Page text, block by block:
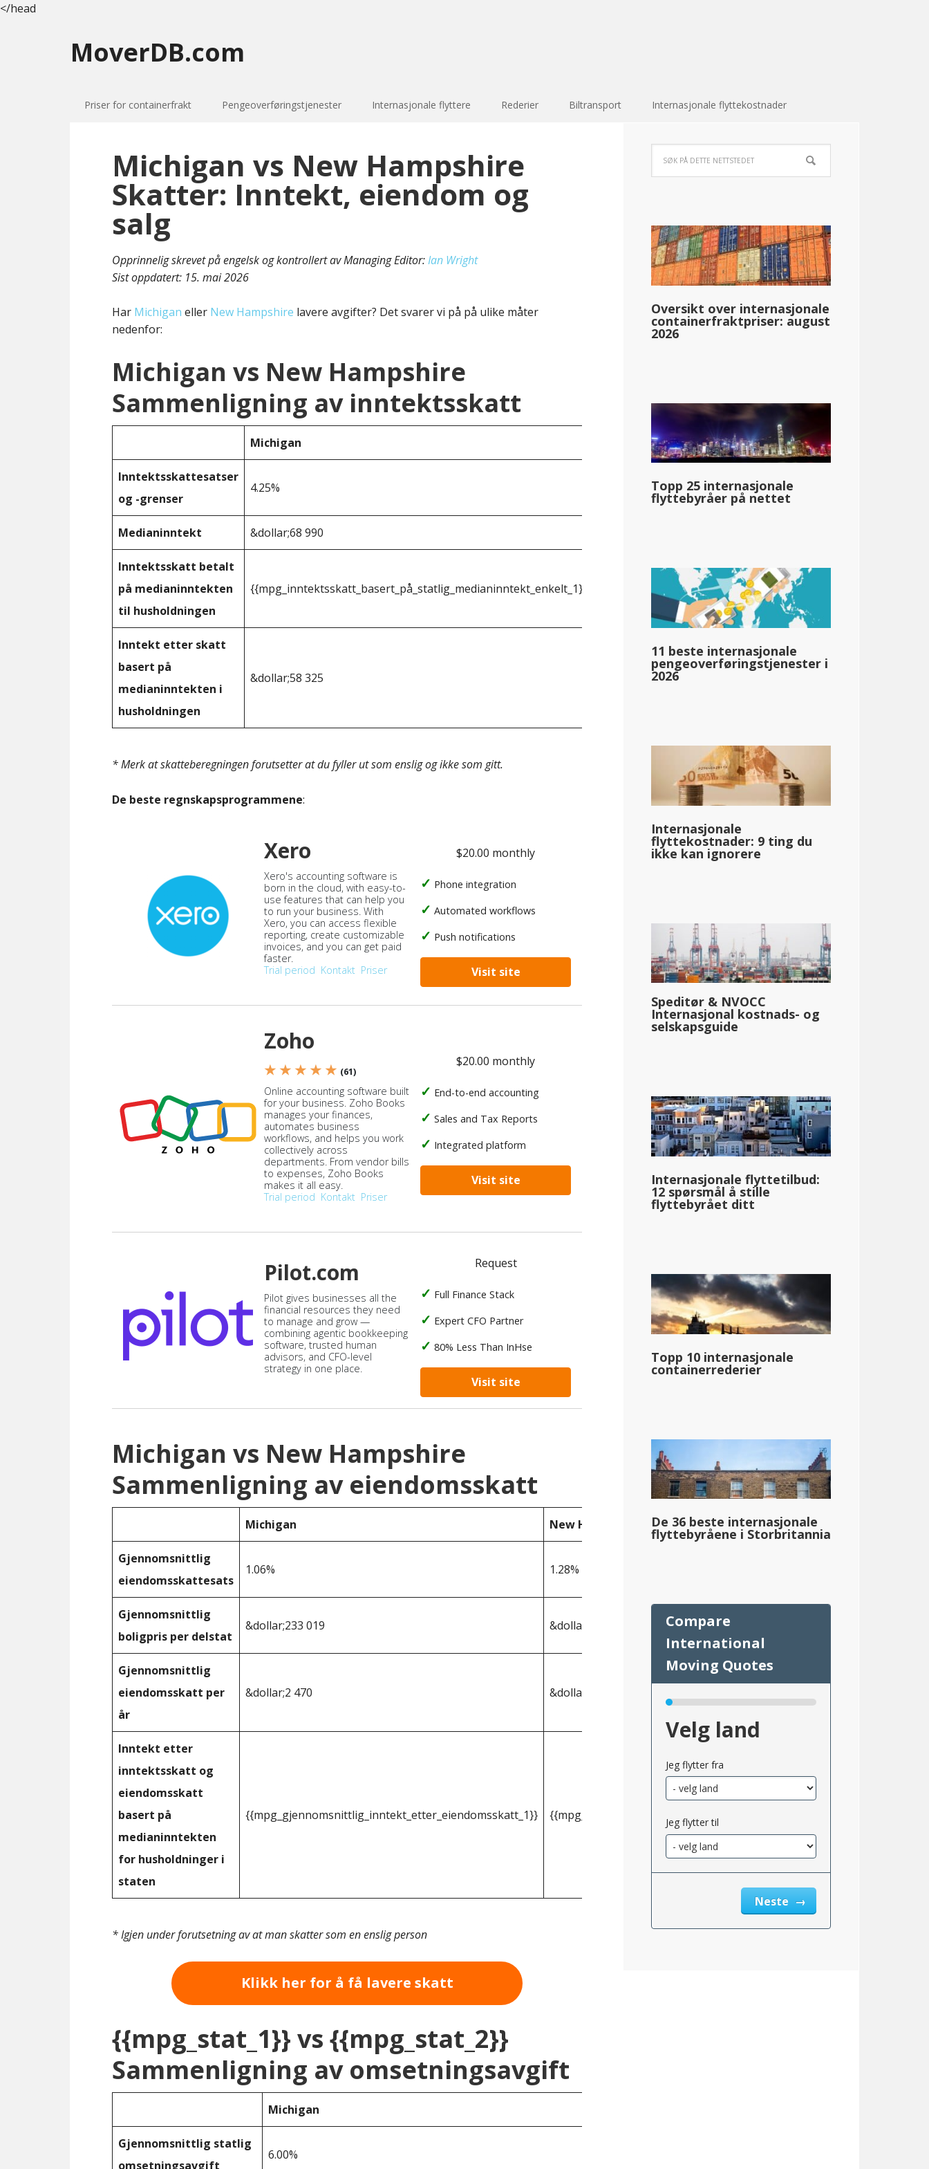
</head
MoverDB.com
Priser for containerfrakt Pengeoverføringstjenester Internasjonale flyttere Rederier Biltransport Internasjonale flyttekostnader
Michigan vs New Hampshire
Skatter: Inntekt, eiendom og
salg
Opprinnelig skrevet på engelsk og kontrollert av Managing Editor:Ian Wright
Sist oppdatert: 15. mai 2026
Har Michigan eller New Hampshire lavere avgifter? Det svarer vi på på ulike måter
nedenfor:
Michigan vs New Hampshire
Sammenligning av inntektsskatt
Michigan New Hampshire
Inntektsskattesatser
og -grenser
4.25% 5% kun på renter og utbytte
Medianinntekt &dollar;68 990
Inntektsskatt betalt
på medianinntekten
til husholdningen
{{mpg_inntektsskatt_basert_på_statlig_medianinntekt_enkelt_1}}
Inntekt etter skatt
basert på
medianinntekten i
husholdningen
&dollar;58 325 &dollar;73 509
* Merk at skatteberegningen forutsetter at du fyller ut som enslig og ikke som gitt.
De beste regnskapsprogrammene:
Xero
Xero's accounting software is
born in the cloud, with easy-to-
use features that can help you
to run your business. With
Xero, you can access flexible
reporting, create customizable
invoices, and you can get paid
faster.
Trial period Kontakt Priser
$20.00 monthly
Phone integration
Automated workflows
Push notifications
Visit site
Zoho
★ ★ ★ ★ ★ (61)
Online accounting software built
for your business. Zoho Books
manages your finances,
automates business
workflows, and helps you work
collectively across
departments. From vendor bills
to expenses, Zoho Books
makes it all easy.
Trial period Kontakt Priser
$20.00 monthly
End-to-end accounting
Sales and Tax Reports
Integrated platform
Visit site
Pilot.com
Pilot gives businesses all the
financial resources they need
to manage and grow —
combining agentic bookkeeping
software, trusted human
advisors, and CFO-level
strategy in one place.
Request
Full Finance Stack
Expert CFO Partner
80% Less Than InHse
Visit site
Michigan vs New Hampshire
Sammenligning av eiendomsskatt
Michigan New Hampshire
Gjennomsnittlig
eiendomsskattesats
1.06% 1.28%
Gjennomsnittlig
boligpris per delstat
&dollar;233 019 &dollar;467 775
Gjennomsnittlig
eiendomsskatt per
år
&dollar;2 470 &dollar;5 988
Inntekt etter
inntektsskatt og
eiendomsskatt
basert på
medianinntekten
for husholdninger i
staten
{{mpg_gjennomsnittlig_inntekt_etter_eiendomsskatt_1}} {{mpg_gjennomsnittlig_inntekt_etter_eiendomsskatt_2}}
* Igjen under forutsetning av at man skatter som en enslig person
Klikk her for å få lavere skatt
{{mpg_stat_1}} vs {{mpg_stat_2}}
Sammenligning av omsetningsavgift
Michigan
Gjennomsnittlig statlig
omsetningsavgift
6.00%
Oversikt over internasjonale
containerfraktpriser: august
2026
Topp 25 internasjonale
flyttebyråer på nettet
11 beste internasjonale
pengeoverføringstjenester i
2026
Internasjonale
flyttekostnader: 9 ting du
ikke kan ignorere
Speditør & NVOCC
Internasjonal kostnads- og
selskapsguide
Internasjonale flyttetilbud:
12 spørsmål å stille
flyttebyrået ditt
Topp 10 internasjonale
containerrederier
De 36 beste internasjonale
flyttebyråene i Storbritannia
Velg land
Jeg flytter fra
Jeg flytter til
Neste